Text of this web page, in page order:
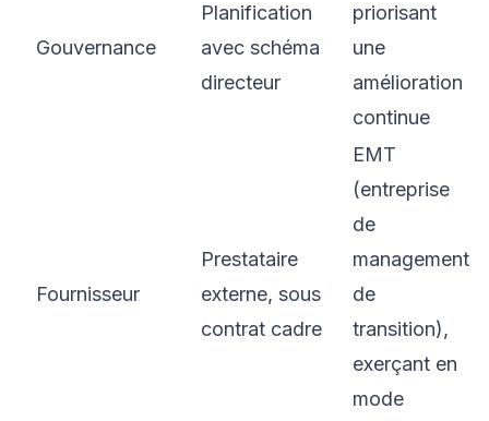
Gouvernance
Planification
avec schéma
directeur
priorisant
une
amélioration
continue
Fournisseur
Prestataire
externe, sous
contrat cadre
EMT
(entreprise
de
management
de
transition),
exerçant en
mode